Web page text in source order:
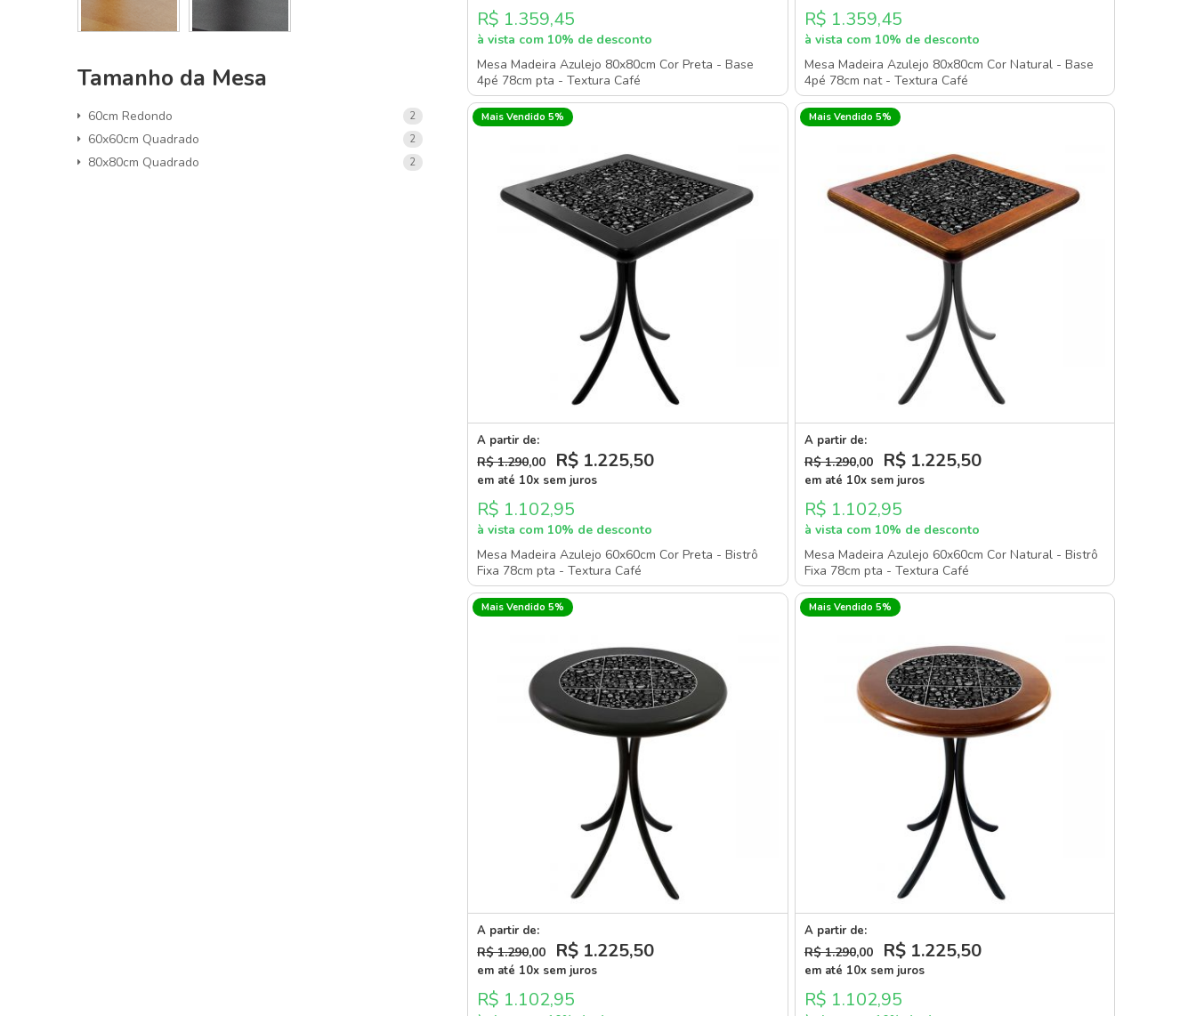
R$ 1.359,45
à vista com 10% de desconto
Mesa Madeira Azulejo 80x80cm Cor Preta - Base
4pé 78cm pta - Textura Café
R$ 1.359,45
à vista com 10% de desconto
Mesa Madeira Azulejo 80x80cm Cor Natural - Base
4pé 78cm nat - Textura Café
Mais Vendido 5%
A partir de:
R$ 1.290,00 R$ 1.225,50
em até 10x sem juros
R$ 1.102,95
à vista com 10% de desconto
Mesa Madeira Azulejo 60x60cm Cor Preta - Bistrô
Fixa 78cm pta - Textura Café
Mais Vendido 5%
A partir de:
R$ 1.290,00 R$ 1.225,50
em até 10x sem juros
R$ 1.102,95
à vista com 10% de desconto
Mesa Madeira Azulejo 60x60cm Cor Natural - Bistrô
Fixa 78cm pta - Textura Café
Mais Vendido 5%
A partir de:
R$ 1.290,00 R$ 1.225,50
em até 10x sem juros
R$ 1.102,95
Mais Vendido 5%
A partir de:
R$ 1.290,00 R$ 1.225,50
em até 10x sem juros
R$ 1.102,95
Tamanho da Mesa
60cm Redondo 2items
60x60cm Quadrado 2items
80x80cm Quadrado 2items